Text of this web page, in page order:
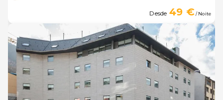
Desde 49 €/ Noite